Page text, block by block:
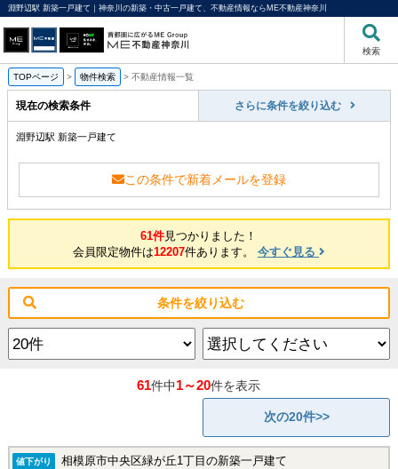
淵野辺駅 新築一戸建て｜神奈川の新築・中古一戸建て、不動産情報ならME不動産神奈川
検索
TOPページ > 物件検索 > 不動産情報一覧
現在の検索条件 さらに条件を絞り込む
淵野辺駅 新築一戸建て
この条件で新着メールを登録
61件見つかりました！
会員限定物件は12207件あります。 今すぐ見る
条件を絞り込む
61件中1～20件を表示
次の20件>>
値下がり 相模原市中央区緑が丘1丁目の新築一戸建て